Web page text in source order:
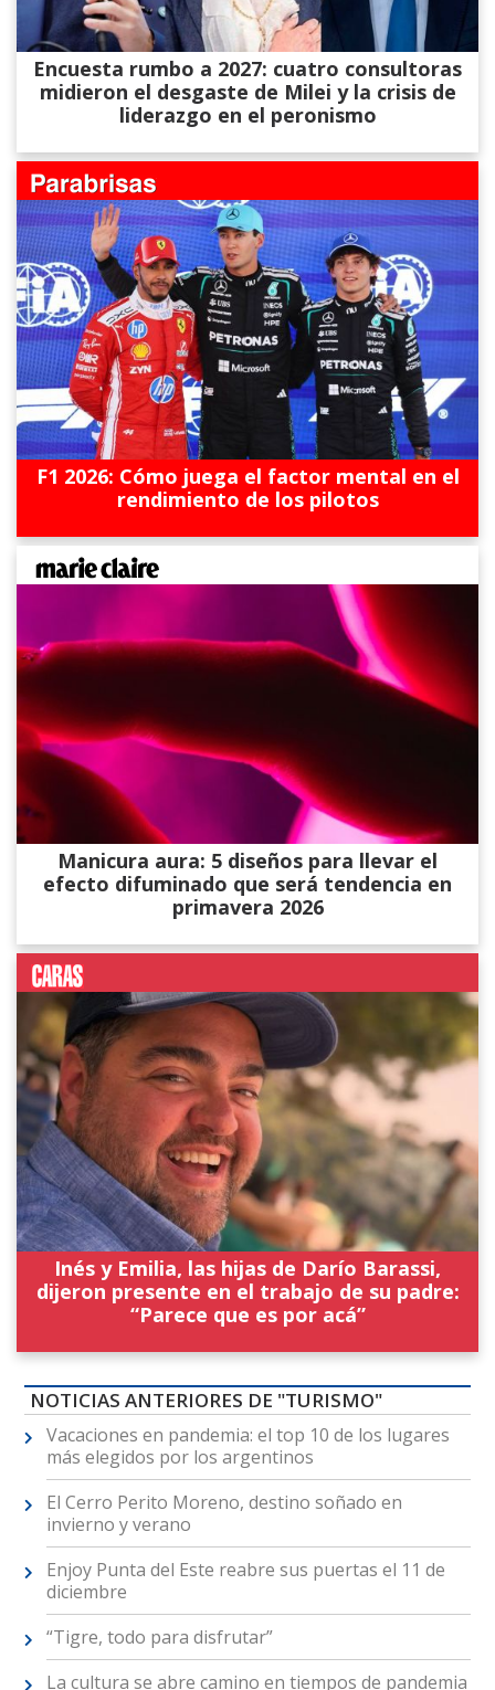
Encuesta rumbo a 2027: cuatro consultoras
midieron el desgaste de Milei y la crisis de
liderazgo en el peronismo
F1 2026: Cómo juega el factor mental en el
rendimiento de los pilotos
Manicura aura: 5 diseños para llevar el
efecto difuminado que será tendencia en
primavera 2026
Inés y Emilia, las hijas de Darío Barassi,
dijeron presente en el trabajo de su padre:
“Parece que es por acá”
NOTICIAS ANTERIORES DE "TURISMO"
Vacaciones en pandemia: el top 10 de los lugares
más elegidos por los argentinos
El Cerro Perito Moreno, destino soñado en
invierno y verano
Enjoy Punta del Este reabre sus puertas el 11 de
diciembre
“Tigre, todo para disfrutar”
La cultura se abre camino en tiempos de pandemia